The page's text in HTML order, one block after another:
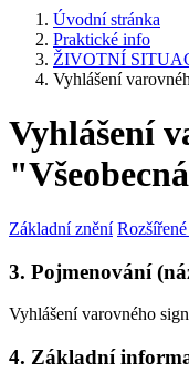
Úvodní stránka
Praktické info
ŽIVOTNÍ
Vyhlášení
Vyhlášení
Základní znění
3. Pojmenování
Vyhlášení varovného
4. Základní